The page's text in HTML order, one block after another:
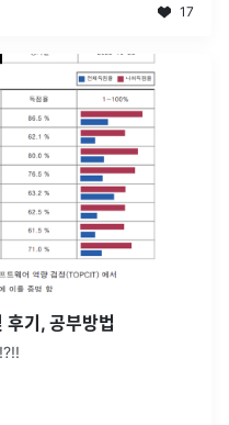
17
기, 공부방법